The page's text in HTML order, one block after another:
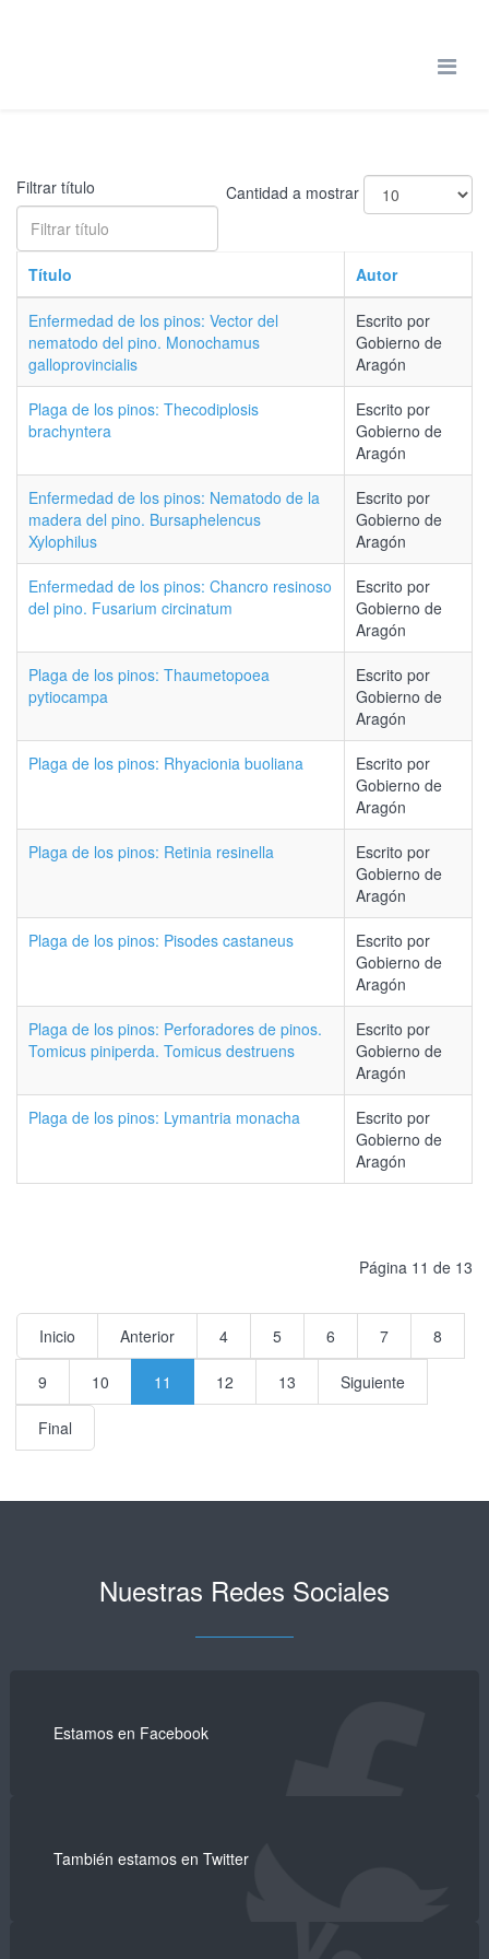
Filtrar título Cantidad a mostrar
Título Autor
Enfermedad de los pinos: Vector del
nematodo del pino. Monochamus
galloprovincialis
Escrito por
Gobierno de
Aragón
Plaga de los pinos: Thecodiplosis
brachyntera
Escrito por
Gobierno de
Aragón
Enfermedad de los pinos: Nematodo de la
madera del pino. Bursaphelencus
Xylophilus
Escrito por
Gobierno de
Aragón
Enfermedad de los pinos: Chancro resinoso
del pino. Fusarium circinatum
Escrito por
Gobierno de
Aragón
Plaga de los pinos: Thaumetopoea
pytiocampa
Escrito por
Gobierno de
Aragón
Plaga de los pinos: Rhyacionia buoliana
Escrito por
Gobierno de
Aragón
Plaga de los pinos: Retinia resinella
Escrito por
Gobierno de
Aragón
Plaga de los pinos: Pisodes castaneus
Escrito por
Gobierno de
Aragón
Plaga de los pinos: Perforadores de pinos.
Tomicus piniperda. Tomicus destruens
Escrito por
Gobierno de
Aragón
Plaga de los pinos: Lymantria monacha
Escrito por
Gobierno de
Aragón
Página 11 de 13
Inicio Anterior 4 5 6 7 8
9 10 11 12 13 Siguiente
Final
Nuestras Redes Sociales
Estamos en Facebook
También estamos en Twitter